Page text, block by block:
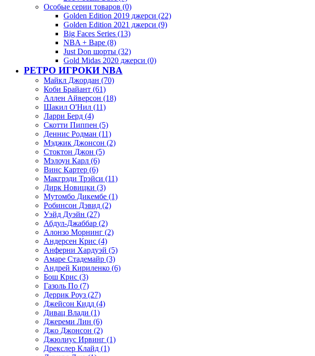
Особые серии товаров (0)
Golden Edition 2019 джерси (22)
Golden Edition 2021 джерси (9)
Big Faces Series (13)
NBA + Bape (8)
Just Don шорты (32)
Gold Midas 2020 джерси (0)
РЕТРО ИГРОКИ NBA
Майкл Джордан (70)
Коби Брайант (61)
Аллен Айверсон (18)
Шакил О'Нил (11)
Ларри Берд (4)
Скотти Пиппен (5)
Деннис Родман (11)
Мэджик Джонсон (2)
Стоктон Джон (5)
Мэлоун Карл (6)
Винс Картер (6)
Макгрэди Трэйси (11)
Дирк Новицки (3)
Мутомбо Дикембе (1)
Робинсон Дэвид (2)
Уэйд Дуэйн (27)
Абдул-Джаббар (2)
Алонзо Морнинг (2)
Андерсен Крис (4)
Анферни Xардуэй (5)
Амаре Стадемайр (3)
Андрей Кириленко (6)
Бош Крис (3)
Газоль По (7)
Деррик Роуз (27)
Джейсон Кидд (4)
Дивац Влади (1)
Джереми Лин (6)
Джо Джонсон (2)
Джюлиус Ирвинг (1)
Дрекслер Клайд (1)